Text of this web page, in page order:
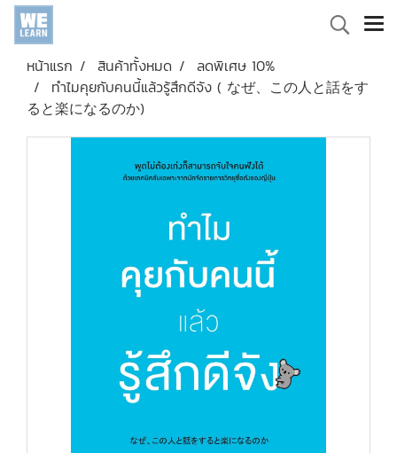
หน้าแรก สินค้าทั้งหมด
ลดพิเศษ 10%
ทำไมคุยกับคนนี้แล้วรู้สึกดีจัง ( なぜ、この人と話をす
ると楽になるのか)